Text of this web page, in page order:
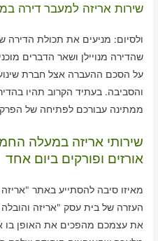
שירות אריזה למעבר דירה
ולסיום: מניעים את תכולת הדירה
שהדירה מנויילן ושאר הדברים
על הסכם ההעברה אצל חברת
והסביבה. בעתיד הקרוב תהיו
ממתינה עבורכם לפתיחה של
שירותי אריזה במעלה
אורזים ופורקים ביום אחד
מאיזו סיבה להסתייע באתר
העזרה של בית עסק "אריזה
את עצמכם מהפכים את האופן בו